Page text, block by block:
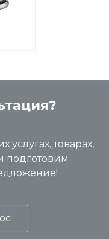
товарах,
подготовим